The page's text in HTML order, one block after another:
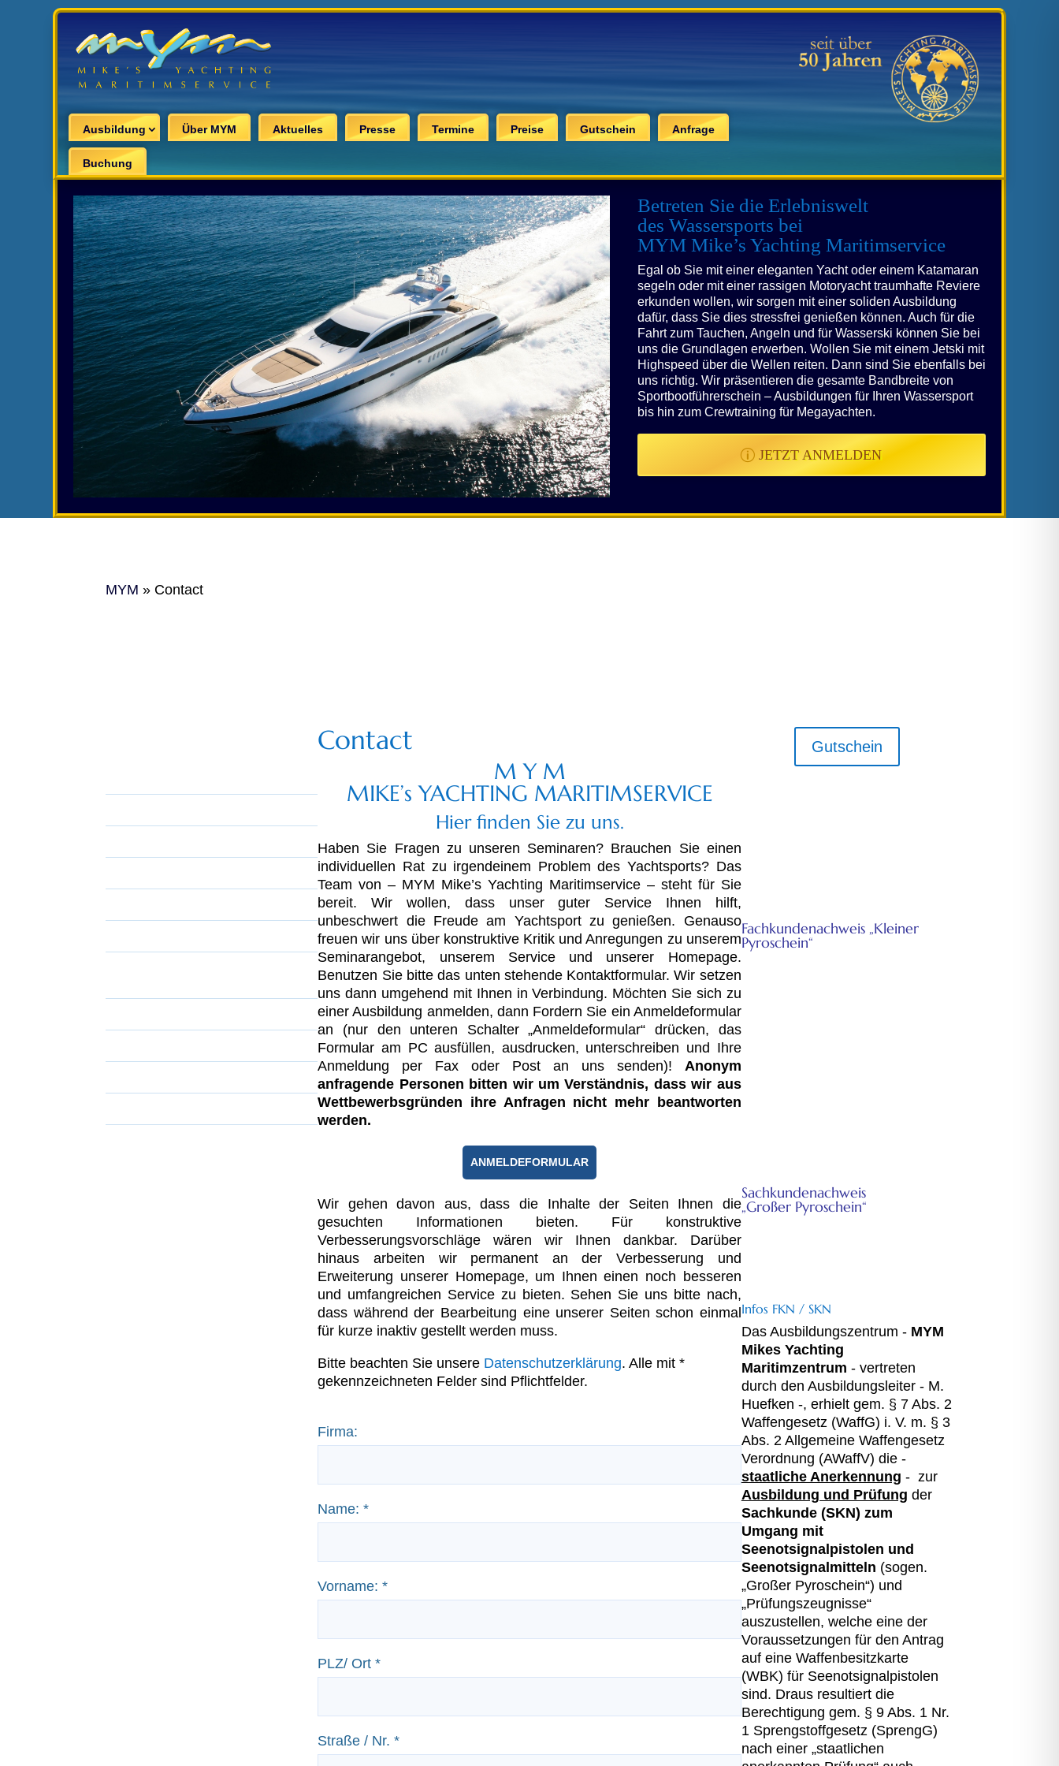
Ausbildung Über MYM Aktuelles Presse Termine Preise Gutschein Anfrage
Buchung
Betreten Sie die Erlebniswelt
des Wassersports bei
MYM Mike’s Yachting Maritimservice
Egal ob Sie mit einer eleganten Yacht oder einem Katamaran
segeln oder mit einer rassigen Motoryacht traumhafte Reviere
erkunden wollen, wir sorgen mit einer soliden Ausbildung
dafür, dass Sie dies stressfrei genießen können. Auch für die
Fahrt zum Tauchen, Angeln und für Wasserski können Sie bei
uns die Grundlagen erwerben. Wollen Sie mit einem Jetski mit
Highspeed über die Wellen reiten. Dann sind Sie ebenfalls bei
uns richtig. Wir präsentieren die gesamte Bandbreite von
Sportbootführerschein – Ausbildungen für Ihren Wassersport
bis hin zum Crewtraining für Megayachten.
JETZT ANMELDEN
MYM » Contact
Contact
M Y M
MIKE’s YACHTING MARITIMSERVICE
Hier finden Sie zu uns.
Haben Sie Fragen zu unseren Seminaren? Brauchen Sie einen
individuellen Rat zu irgendeinem Problem des Yachtsports? Das
Team von – MYM Mike’s Yachting Maritimservice – steht für Sie
bereit. Wir wollen, dass unser guter Service Ihnen hilft,
unbeschwert die Freude am Yachtsport zu genießen. Genauso
freuen wir uns über konstruktive Kritik und Anregungen zu unserem
Seminarangebot, unserem Service und unserer Homepage.
Benutzen Sie bitte das unten stehende Kontaktformular. Wir setzen
uns dann umgehend mit Ihnen in Verbindung. Möchten Sie sich zu
einer Ausbildung anmelden, dann Fordern Sie ein Anmeldeformular
an (nur den unteren Schalter „Anmeldeformular“ drücken, das
Formular am PC ausfüllen, ausdrucken, unterschreiben und Ihre
Anmeldung per Fax oder Post an uns senden)! Anonym
anfragende Personen bitten wir um Verständnis, dass wir aus
Wettbewerbsgründen ihre Anfragen nicht mehr beantworten
werden.
ANMELDEFORMULAR
Wir gehen davon aus, dass die Inhalte der Seiten Ihnen die
gesuchten Informationen bieten. Für konstruktive
Verbesserungsvorschläge wären wir Ihnen dankbar. Darüber
hinaus arbeiten wir permanent an der Verbesserung und
Erweiterung unserer Homepage, um Ihnen einen noch besseren
und umfangreichen Service zu bieten. Sehen Sie uns bitte nach,
dass während der Bearbeitung eine unserer Seiten schon einmal
für kurze inaktiv gestellt werden muss.
Bitte beachten Sie unsere Datenschutzerklärung. Alle mit*
gekennzeichneten Felder sind Pflichtfelder.
Firma:
Name:*
Vorname:*
PLZ/ Ort*
Straße / Nr.*
Gutschein
Fachkundenachweis „Kleiner
Pyroschein“
Sachkundenachweis
„Großer Pyroschein“
Infos FKN / SKN
Das Ausbildungszentrum - MYM
Mikes Yachting
Maritimzentrum - vertreten
durch den Ausbildungsleiter - M.
Huefken -, erhielt gem. § 7 Abs. 2
Waffengesetz (WaffG) i. V. m. § 3
Abs. 2 Allgemeine Waffengesetz
Verordnung (AWaffV) die -
staatliche Anerkennung - zur
Ausbildung und Prüfung der
Sachkunde (SKN) zum
Umgang mit
Seenotsignalpistolen und
Seenotsignalmitteln (sogen.
„Großer Pyroschein“) und
„Prüfungszeugnisse“
auszustellen, welche eine der
Voraussetzungen für den Antrag
auf eine Waffenbesitzkarte
(WBK) für Seenotsignalpistolen
sind. Draus resultiert die
Berechtigung gem. § 9 Abs. 1 Nr.
1 Sprengstoffgesetz (SprengG)
nach einer „staatlichen